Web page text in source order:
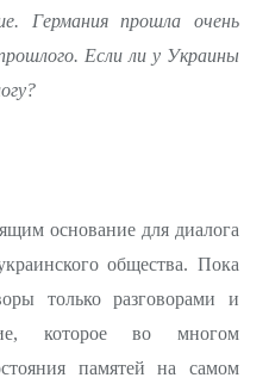
Германия прошла очень
Если ли у Украины
основание для диалога
общества. Пока
только разговорами и
которое во многом
памятей на самом